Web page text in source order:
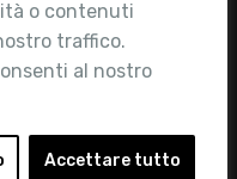
o contenuti
traffico.
al nostro
Accettare tutto